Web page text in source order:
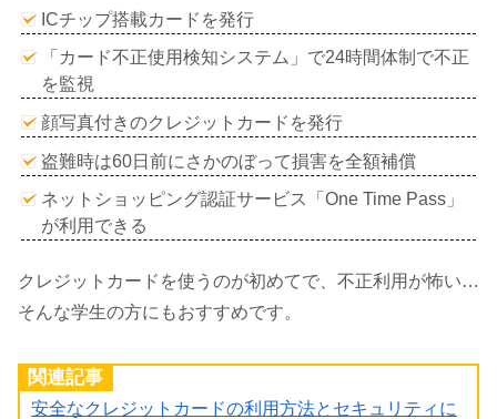
ICチップ搭載カードを発行
「カード不正使用検知システム」で24時間体制で不正
を監視
顔写真付きのクレジットカードを発行
盗難時は60日前にさかのぼって損害を全額補償
ネットショッピング認証サービス「One Time Pass」
が利用できる
クレジットカードを使うのが初めてで、不正利用が怖い…
そんな学生の方にもおすすめです。
関連記事
安全なクレジットカードの利用方法とセキュリティに